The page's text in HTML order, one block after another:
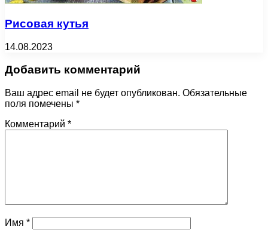
Рисовая кутья
14.08.2023
Добавить комментарий
Ваш адрес email не будет опубликован. Обязательные
поля помечены *
Комментарий *
Имя *